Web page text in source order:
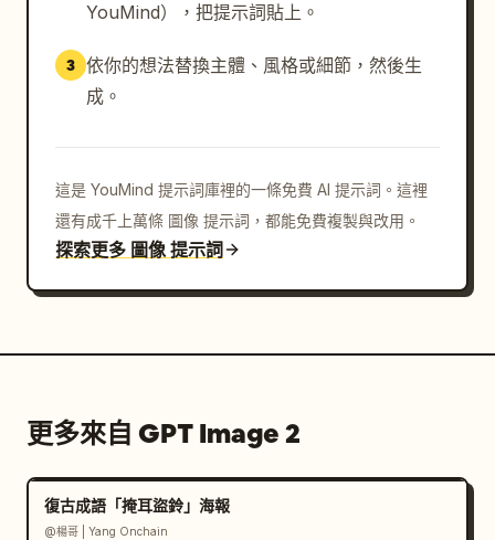
YouMind），把提示詞貼上。
3 依你的想法替換主體、風格或細節，然後生
成。
這是 YouMind 提示詞庫裡的一條免費 AI 提示詞。這裡
還有成千上萬條 圖像 提示詞，都能免費複製與改用。
探索更多 圖像 提示詞
更多來自 GPT Image 2
復古成語「掩耳盜鈴」海報
@楊哥 | Yang Onchain